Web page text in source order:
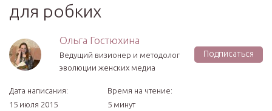
для робких
Ольга Гостюхина
Ведущий визионер и методолог
эволюции женских медиа
Подписаться
Дата написания:
15 июля 2015
Время на чтение:
5 минут